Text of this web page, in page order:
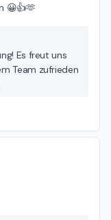
😀👍🫶
Es freut uns
Team zufrieden